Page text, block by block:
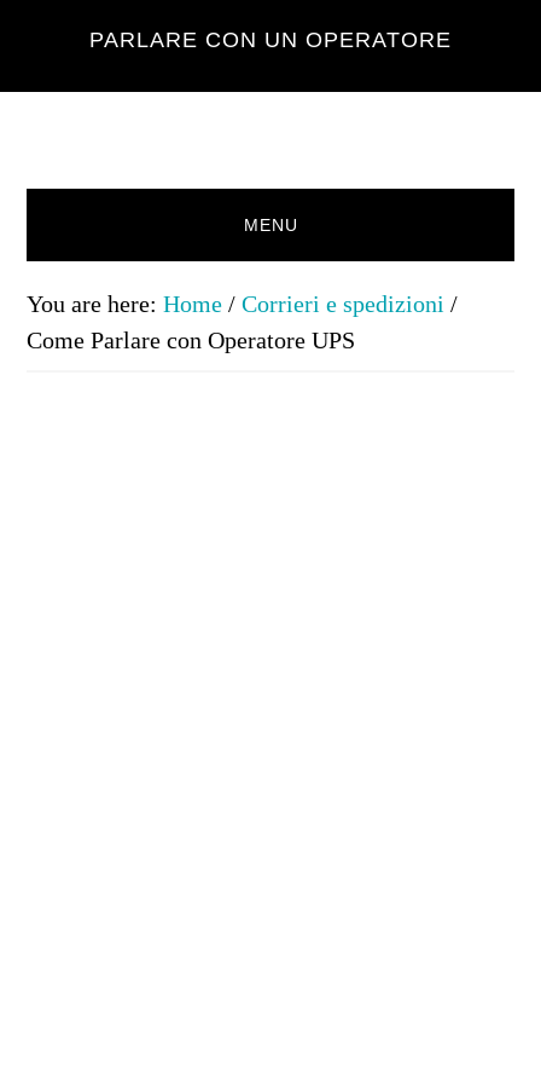
primary
main
primary
footer
PARLARE CON UN OPERATORE
MENU
You are here:Home / Corrieri e spedizioni /
Come Parlare con Operatore UPS